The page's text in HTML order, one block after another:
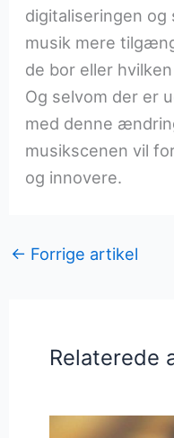
digitaliseringen
musik mere
de bor eller
Og selvom der er
med denne
musikscenen vil
og innovere.
← Forrige artikel
Relaterede